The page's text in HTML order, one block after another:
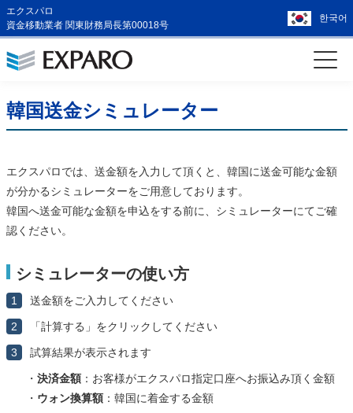
エクスパロ
資金移動業者 関東財務局長第00018号
한국어
韓国送金シミュレーター
エクスパロでは、送金額を入力して頂くと、韓国に送金可能な金額
が分かるシミュレーターをご用意しております。
韓国へ送金可能な金額を申込をする前に、シミュレーターにてご確
認ください。
シミュレーターの使い方
1 送金額をご入力してください
2 「計算する」をクリックしてください
3 試算結果が表示されます
・ 決済金額：お客様がエクスパロ指定口座へお振込み頂く金額
・ ウォン換算額：韓国に着金する金額